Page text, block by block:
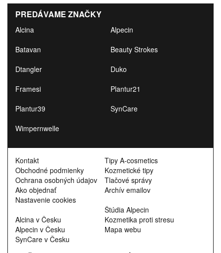
PREDÁVAME ZNAČKY
Alcina
Alpecin
Batavan
Beauty Strokes
Dtangler
Duko
Framesi
Plantur21
Plantur39
SynCare
Wimpernwelle
Kontakt
Obchodné podmienky
Ochrana osobných údajov
Ako objednať
Nastavenie cookies
Alcina v Česku
Alpecin v Česku
SynCare v Česku
Tipy A-cosmetics
Kozmetické tipy
Tlačové správy
Archív emailov
Štúdia Alpecin
Kozmetika proti stresu
Mapa webu